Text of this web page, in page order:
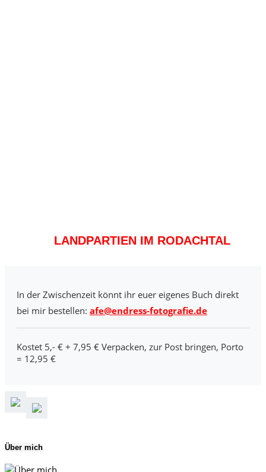
LANDPARTIEN IM RODACHTAL
In der Zwischenzeit könnt ihr euer eigenes Buch direkt
bei mir bestellen: afe@endress-fotografie.de
Kostet 5,- € + 7,95 € Verpacken, zur Post bringen, Porto
= 12,95 €
Über mich